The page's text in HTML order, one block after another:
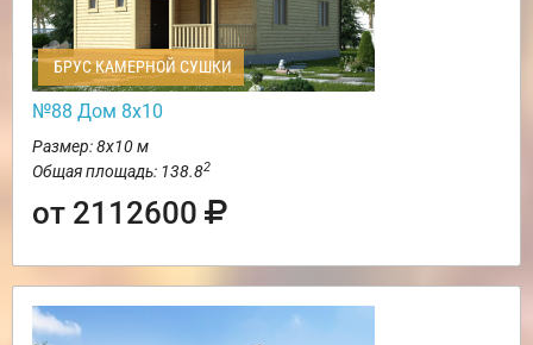
БРУС КАМЕРНОЙ СУШКИ
№88 Дом 8х10
Размер: 8х10 м
Общая площадь: 138.82
от 2112600